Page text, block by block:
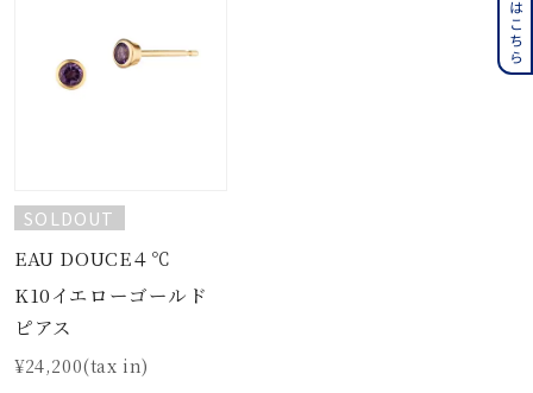
SOLDOUT
EAU DOUCE４℃
K10イエローゴールド
ピアス
¥24,200(tax in)